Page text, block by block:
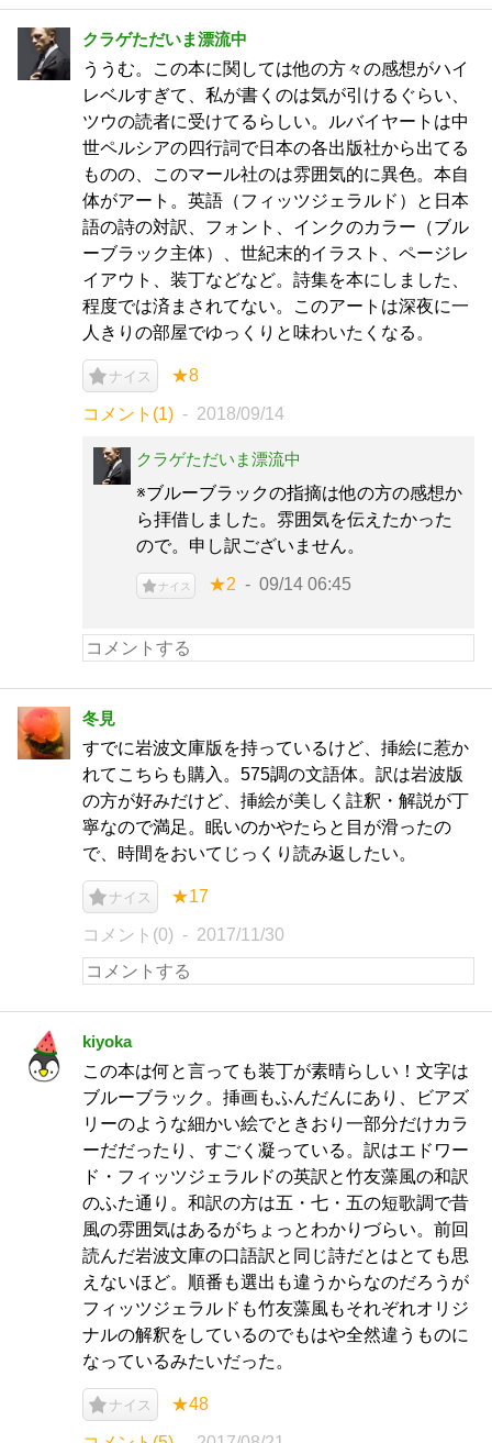
クラゲただいま漂流中
ううむ。この本に関しては他の方々の感想がハイ
レベルすぎて、私が書くのは気が引けるぐらい、
ツウの読者に受けてるらしい。ルバイヤートは中
世ペルシアの四行詞で日本の各出版社から出てる
ものの、このマール社のは雰囲気的に異色。本自
体がアート。英語（フィッツジェラルド）と日本
語の詩の対訳、フォント、インクのカラー（ブル
ーブラック主体）、世紀末的イラスト、ページレ
イアウト、装丁などなど。詩集を本にしました、
程度では済まされてない。このアートは深夜に一
人きりの部屋でゆっくりと味わいたくなる。
ナイス ★8
コメント(1) 2018/09/14
クラゲただいま漂流中
※ブルーブラックの指摘は他の方の感想か
ら拝借しました。雰囲気を伝えたかった
ので。申し訳ございません。
ナイス ★2 09/14 06:45
冬見
すでに岩波文庫版を持っているけど、挿絵に惹か
れてこちらも購入。575調の文語体。訳は岩波版
の方が好みだけど、挿絵が美しく註釈・解説が丁
寧なので満足。眠いのかやたらと目が滑ったの
で、時間をおいてじっくり読み返したい。
ナイス ★17
コメント(0) 2017/11/30
kiyoka
この本は何と言っても装丁が素晴らしい！文字は
ブルーブラック。挿画もふんだんにあり、ビアズ
リーのような細かい絵でときおり一部分だけカラ
ーだだったり、すごく凝っている。訳はエドワー
ド・フィッツジェラルドの英訳と竹友藻風の和訳
のふた通り。和訳の方は五・七・五の短歌調で昔
風の雰囲気はあるがちょっとわかりづらい。前回
読んだ岩波文庫の口語訳と同じ詩だとはとても思
えないほど。順番も選出も違うからなのだろうが
フィッツジェラルドも竹友藻風もそれぞれオリジ
ナルの解釈をしているのでもはや全然違うものに
なっているみたいだった。
ナイス ★48